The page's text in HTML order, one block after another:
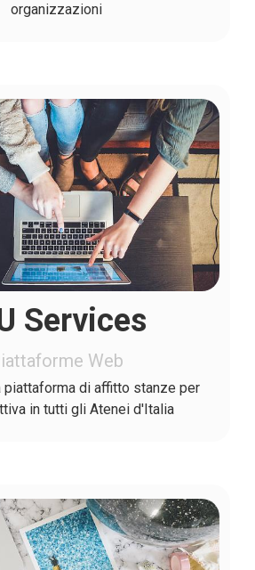
organizzazioni
Services
Web
piattaforma di affitto stanze per
in tutti gli Atenei d'Italia